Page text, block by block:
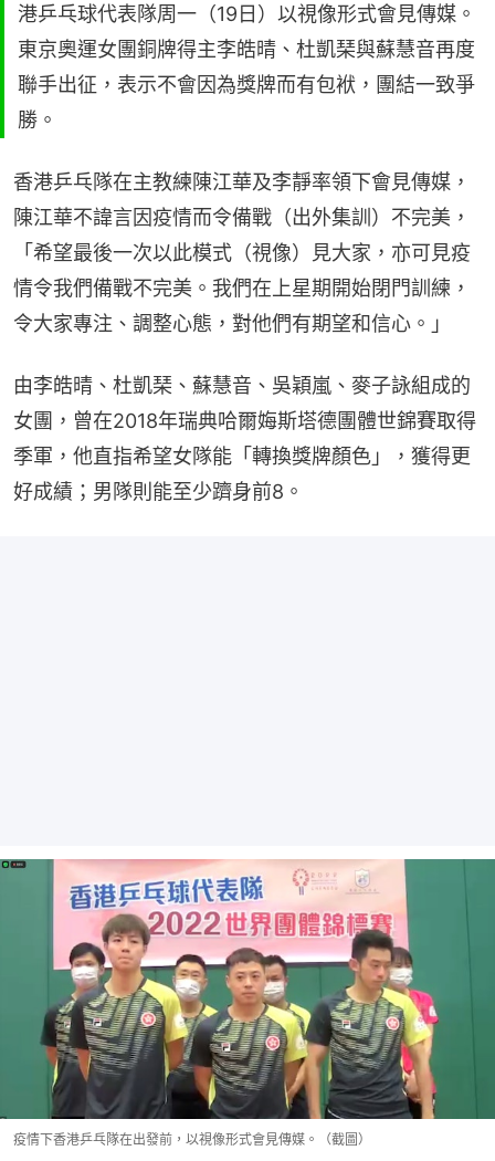
港乒乓球代表隊周一（19日）以視像形式會見傳媒。
東京奧運女團銅牌得主李皓晴、杜凱琹與蘇慧音再度
聯手出征，表示不會因為獎牌而有包袱，團結一致爭
勝。
香港乒乓隊在主教練陳江華及李靜率領下會見傳媒，
陳江華不諱言因疫情而令備戰（出外集訓）不完美，
「希望最後一次以此模式（視像）見大家，亦可見疫
情令我們備戰不完美。我們在上星期開始閉門訓練，
令大家專注、調整心態，對他們有期望和信心。」
由李皓晴、杜凱琹、蘇慧音、吳穎嵐、麥子詠組成的
女團，曾在2018年瑞典哈爾娒斯塔德團體世錦賽取得
季軍，他直指希望女隊能「轉換獎牌顏色」，獲得更
好成績；男隊則能至少躋身前8。
疫情下香港乒乓隊在出發前，以視像形式會見傳媒。（截圖）